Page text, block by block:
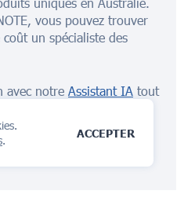
.
ACCEPTER
vous pouvez trouver
un spécialiste des
avec notre Assistant IA tout